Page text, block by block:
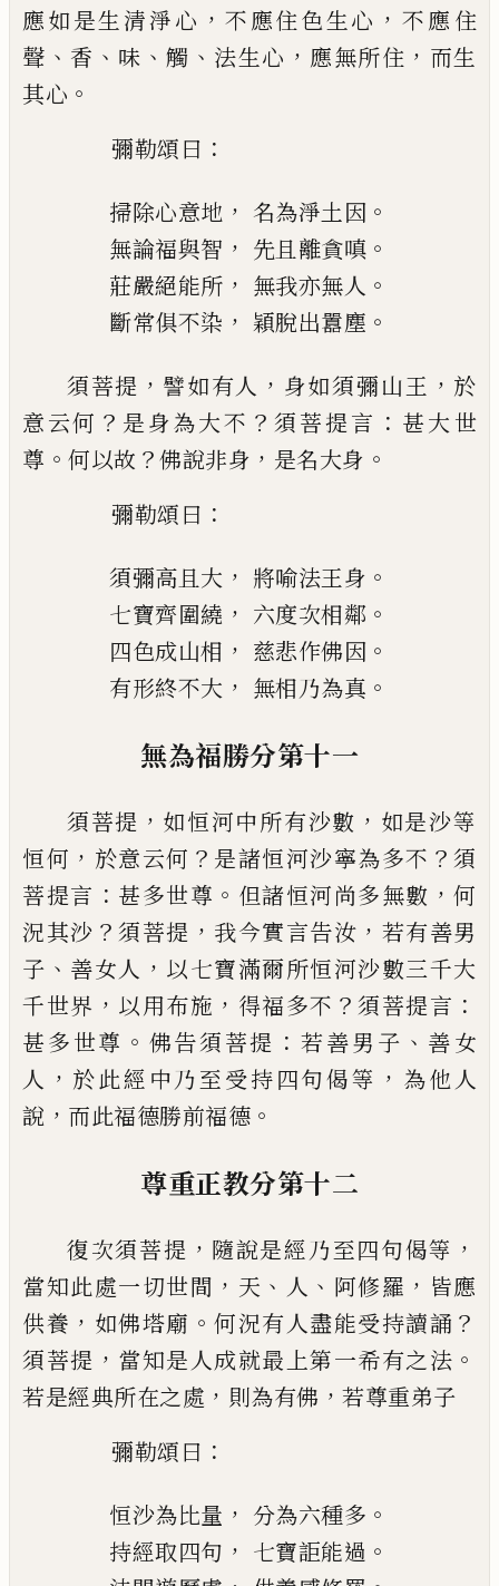
應如是生清淨心 ， 不應住色生心 ， 不應住
聲 、 香 、 味 、 觸 、 法生心 ， 應無所住 ， 而生
其心 。
彌勒頌曰 ：
掃除心意地 ， 名為淨土因 。
無論福與智 ， 先且離貪嗔 。
莊嚴絕能所 ， 無我亦無人 。
斷常俱不染 ， 穎脫出囂塵 。
須菩提 ， 譬如有人 ， 身如須彌山王 ， 於
意云何 ？ 是身為大不 ？ 須菩提言 ： 甚大世
尊 。 何以故 ？佛說非身 ， 是名大身 。
彌勒頌曰 ：
須彌高且大 ， 將喻法王身 。
七寶齊圍繞 ， 六度次相鄰 。
四色成山相 ， 慈悲作佛因 。
有形終不大 ， 無相乃為真 。
無為福勝分第十一
須菩提 ， 如恒河中所有沙數 ， 如是沙等
恒何 ， 於意云何 ？ 是諸恒河沙寧為多不 ？ 須
菩提言 ： 甚多世尊 。 但諸恒河尚多無數 ， 何
況其沙 ？ 須菩提 ， 我今實言告汝 ， 若有善男
子 、 善女人 ， 以七寶滿爾所恒河沙數三千大
千世界 ， 以用布施 ， 得福多不 ？ 須菩提言 ：
甚多世尊 。 佛告須菩提 ： 若善男子 、 善女
人 ， 於此經中乃至受持四句偈等 ， 為他人
說 ， 而此福德勝前福德 。
尊重正教分第十二
復次須菩提 ， 隨說是經乃至四句偈等 ，
當知此處一切世間 ， 天 、 人 、 阿修羅 ， 皆應
供養 ， 如佛塔廟 。 何況有人盡能受持讀誦 ？
須菩提 ， 當知是人成就最上第一希有之法 。
若是經典所在之處 ， 則為有佛 ， 若尊重弟子
彌勒頌曰 ：
恒沙為比量 ， 分為六種多 。
持經取四句 ， 七寶詎能過 。